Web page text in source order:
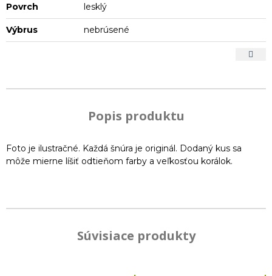
Povrch lesklý
Výbrus nebrúsené
Popis produktu
Foto je ilustračné. Každá šnúra je originál. Dodaný kus sa
môže mierne líšiť odtieňom farby a veľkosťou korálok.
Súvisiace produkty